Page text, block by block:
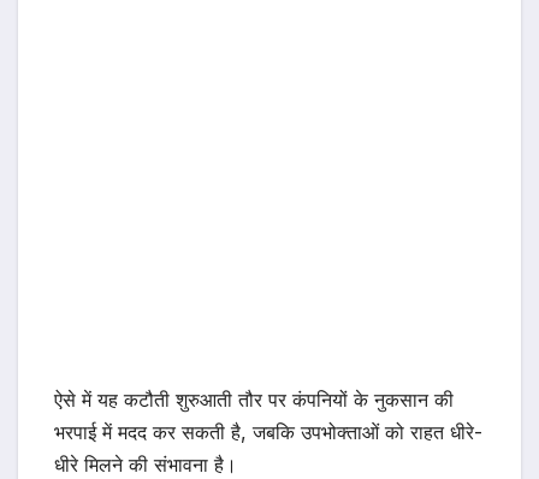
ऐसे में यह कटौती शुरुआती तौर पर कंपनियों के नुकसान की
भरपाई में मदद कर सकती है, जबकि उपभोक्ताओं को राहत धीरे-
धीरे मिलने की संभावना है।